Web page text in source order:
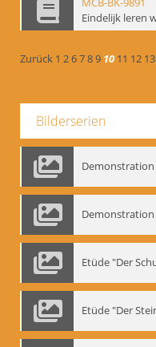
Zurück 1 26789 10 11 12 13
Bilderserien